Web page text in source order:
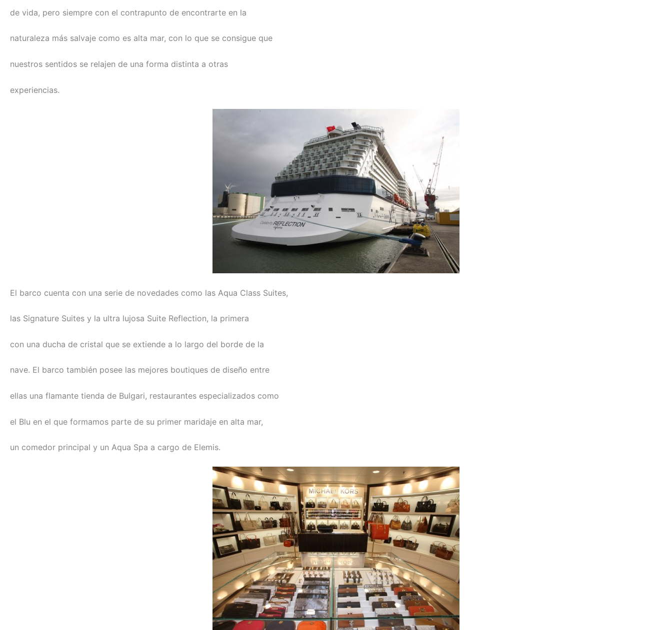
de vida, pero siempre con el contrapunto de encontrarte en la
naturaleza más salvaje como es alta mar, con lo que se consigue que
nuestros sentidos se relajen de una forma distinta a otras
experiencias.
El barco cuenta con una serie de novedades como las Aqua Class Suites,
las Signature Suites y la ultra lujosa Suite Reflection, la primera
con una ducha de cristal que se extiende a lo largo del borde de la
nave. El barco también posee las mejores boutiques de diseño entre
ellas una flamante tienda de Bulgari, restaurantes especializados como
el Blu en el que formamos parte de su primer maridaje en alta mar,
un comedor principal y un Aqua Spa a cargo de Elemis.